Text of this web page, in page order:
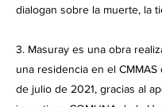
dialogan sobre la muerte, la
3. Masuray es una obra
una residencia en el CMMAS
de julio de 2021, gracias al